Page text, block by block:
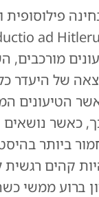
פילוסופית
מורכבים,
של היעדר
הטיעונים
כאשר נושאים
ביותר
קהים
ברוע ממשי